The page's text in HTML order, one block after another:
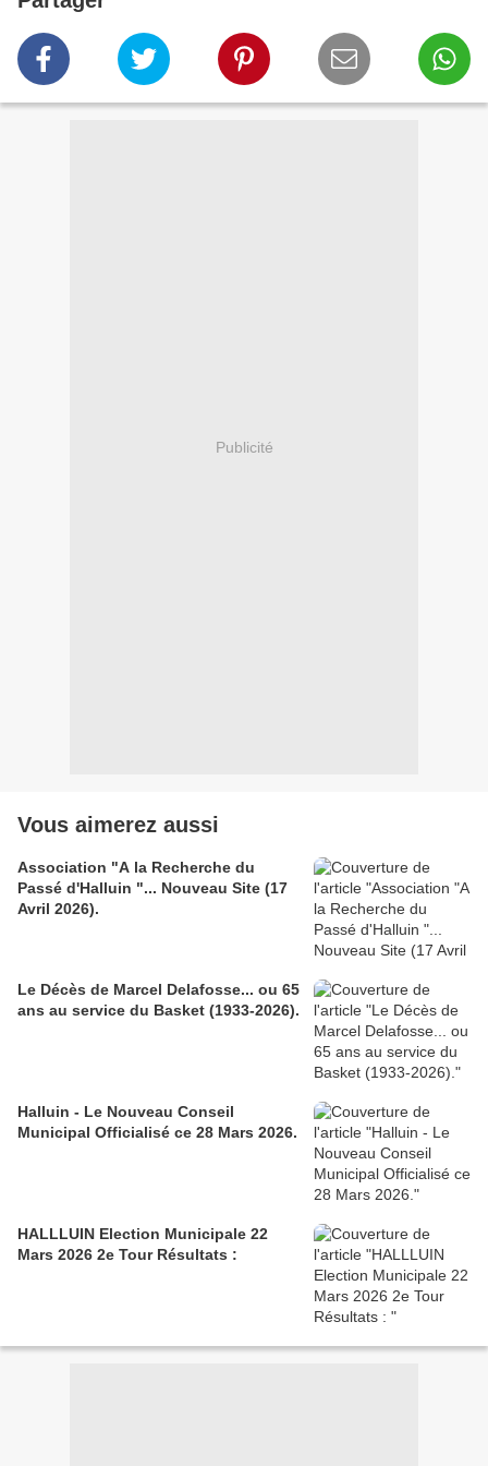
Publicité
Vous aimerez aussi
Association "A la Recherche du
Passé d'Halluin "... Nouveau Site (17
Avril 2026).
Le Décès de Marcel Delafosse... ou 65
ans au service du Basket (1933-2026).
Halluin - Le Nouveau Conseil
Municipal Officialisé ce 28 Mars 2026.
HALLLUIN Election Municipale 22
Mars 2026 2e Tour Résultats :